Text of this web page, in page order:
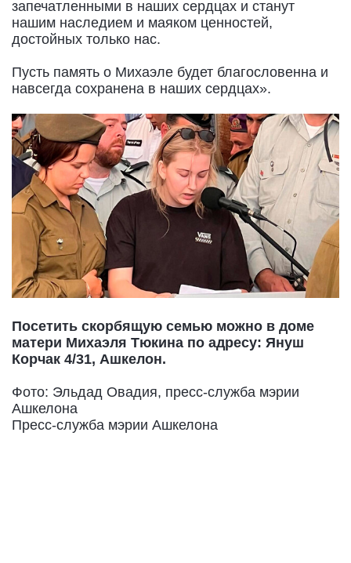
запечатленными в наших сердцах и станут
нашим наследием и маяком ценностей,
достойных только нас.
Пусть память о Михаэле будет благословенна и
навсегда сохранена в наших сердцах».
Посетить скорбящую семью можно в доме
матери Михаэля Тюкина по адресу: Януш
Корчак 4/31, Ашкелон.
Фото: Эльдад Овадия, пресс-служба мэрии
Ашкелона
Пресс-служба мэрии Ашкелона